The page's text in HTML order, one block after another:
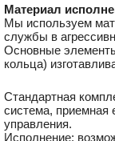
Материал
Мы используем
службы в
Основные
кольца)
Стандартная
система, приемная
управления.
Исполнение: